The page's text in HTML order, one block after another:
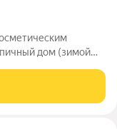
дом (зимой
нет соседей сверху.